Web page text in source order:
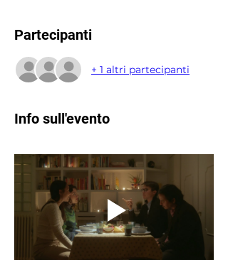
Partecipanti
+ 1 altri partecipanti
Info sull'evento